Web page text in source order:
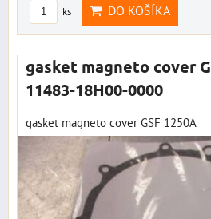
ks DO KOŠÍKA
gasket magneto cover
11483-18H00-0000
gasket magneto cover GSF 1250A